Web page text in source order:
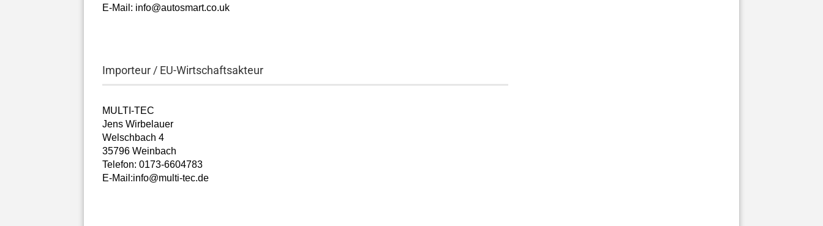
E-Mail: info@autosmart.co.uk
Importeur / EU-Wirtschaftsakteur
MULTI-TEC
Jens Wirbelauer
Welschbach 4
35796 Weinbach
Telefon: 0173-6604783
E-Mail:info@multi-tec.de